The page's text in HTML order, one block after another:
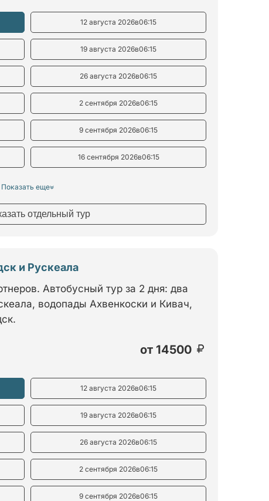
12 августа 2026в06:15
19 августа 2026в06:15
26 августа 2026в06:15
2 сентября 2026в06:15
9 сентября 2026в06:15
16 сентября 2026в06:15
Показать еще
отдельный тур
и Рускеала
Автобусный тур за 2 дня: два
водопады Ахвенкоски и Кивач,
от 14500
12 августа 2026в06:15
19 августа 2026в06:15
26 августа 2026в06:15
2 сентября 2026в06:15
9 сентября 2026в06:15